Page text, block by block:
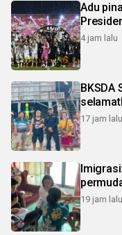
Adu
4 jam lalu
BKSDA
17 jam lalu
19 jam lalu